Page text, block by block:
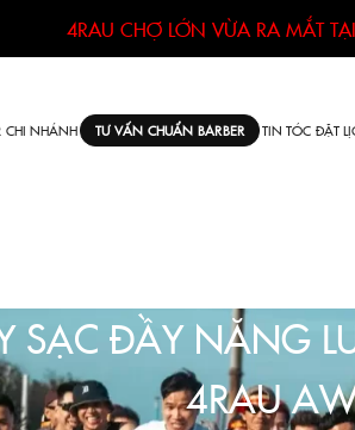
4RAU CHỢ LỚN VỪA RA MẮT TẠI
CHI NHÁNH TƯ VẤN CHUẨN BARBER TIN TÓC ĐẶT
ĐẦY NĂNG
4RAU